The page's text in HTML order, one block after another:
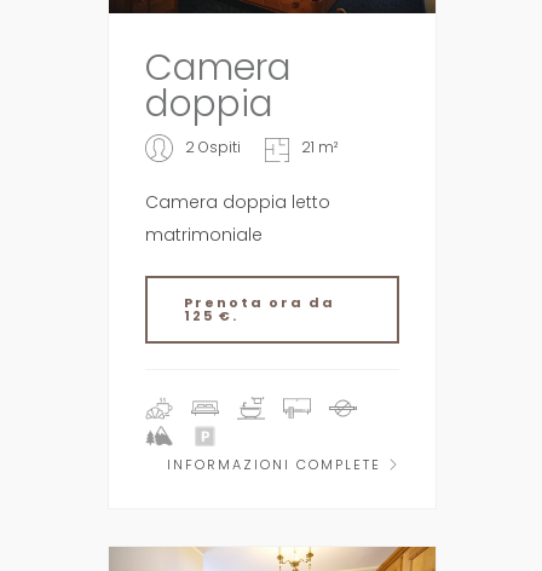
Camera
doppia
2 Ospiti 21 m²
Camera doppia letto
matrimoniale
Prenota ora da
125 €.
INFORMAZIONI COMPLETE